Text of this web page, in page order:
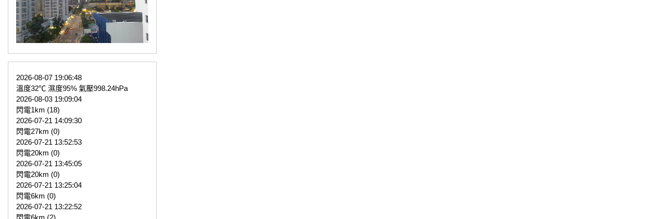
2026-08-07 19:06:48
溫度32℃ 濕度95% 氣壓998.24hPa
2026-08-03 19:09:04
閃電1km (18)
2026-07-21 14:09:30
閃電27km (0)
2026-07-21 13:52:53
閃電20km (0)
2026-07-21 13:45:05
閃電20km (0)
2026-07-21 13:25:04
閃電6km (0)
2026-07-21 13:22:52